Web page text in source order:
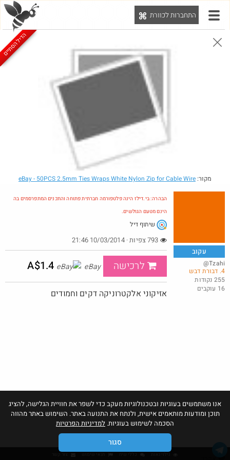
התחברות לכוורת
הבהרה: בי.דילז הינה פלטפורמה חברתית פתוחה והתכנים המתפרסמים בה הינם מטעם הגולשים.
הדילים המעודכנים הדילים החמים
עדכונים מהרשת חדש בכוורת
FOX HOME FINAL SALE – 70% הנחה על מאות פריטים
1 92
אנו משתמשים בעוגיות ובטכנולוגיות מעקב כדי לשפר את חוויית הגלישה, להציג
תוכן ומודעות מותאמים אישית, ולנתח את התנועה באתר. השימוש באתר מהווה
הסכמה לשימוש בעוגיות. למדיניות הפרטיות
סגור
הדיל הסתיים
מקור: eBay- 50PCS 2.5mm Ties Wraps White Nylon Zip for Cable Wire
עקוב
@Tzahi
4. דבורת דבש
255 נקודות
16 עוקבים
הבהרה: בי.דילז הינה פלטפורמה חברתית פתוחה והתכנים המתפרסמים בה
הינם מטעם הגולשים.
שיתוף דיל
לרכישה A$1.4 eBay
אזיקוני אלקטרוניקה דקים וחמודים